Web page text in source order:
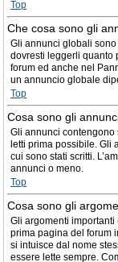
Top
Che cosa sono gli
Gli annunci globali
dovresti leggerli quanto
forum ed anche nel
un annuncio globale
Top
Cosa sono gli
Gli annunci contengono
letti prima possibile. Gli
cui sono stati scritti.
annunci o meno.
Top
Cosa sono gli
Gli argomenti
prima pagina del forum
si intuisce dal nome
essere lette sempre.